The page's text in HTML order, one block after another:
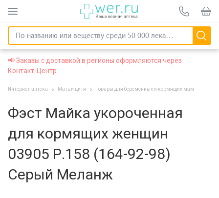
📢 Заказы с доставкой в регионы оформляются через
Контакт-Центр
Интернет-аптека Мать и дитя Товары для беременных и кормящих мам
Фэст Майка укороченная
для кормящих женщин
03905 Р.158 (164-92-98)
Серый Меланж